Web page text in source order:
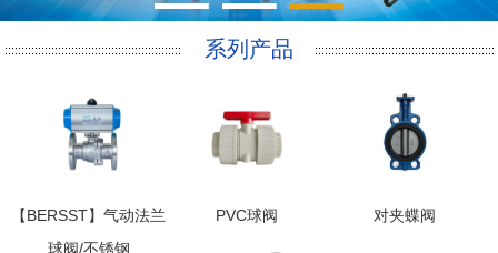
1 2 3
系列产品
【BERSST】气动法兰
球阀/不锈钢
PVC球阀 对夹蝶阀